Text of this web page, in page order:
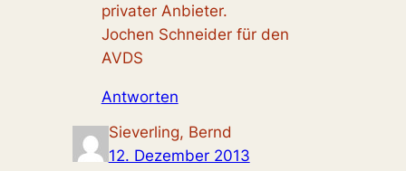
privater Anbieter.
Jochen Schneider für den
AVDS
Antworten
Sieverling, Bernd
12. Dezember 2013